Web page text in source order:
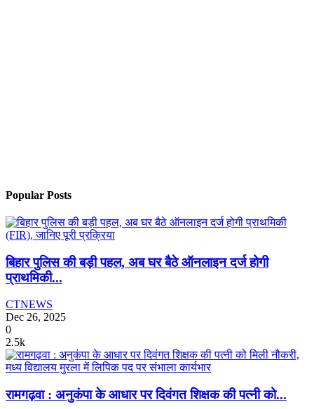
Popular Posts
बिहार पुलिस की बड़ी पहल, अब घर बैठे ऑनलाइन दर्ज होगी
प्राथमिकी...
CTNEWS
Dec 26, 2025
0
2.5k
रामगढ़वा : अनुकंपा के आधार पर दिवंगत शिक्षक की पत्नी को...